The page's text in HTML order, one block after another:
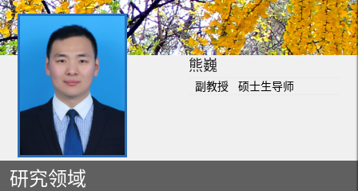
熊巍
副教授 硕士生导师
研究领域